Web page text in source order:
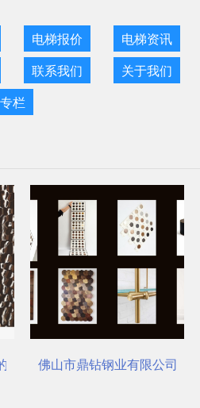
电梯报价
电梯资讯
联系我们
关于我们
专栏
选对了吗？佛山市鼎钻钢业有限公司，